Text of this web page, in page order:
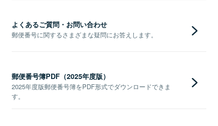
よくあるご質問・お問い合わせ
郵便番号に関するさまざまな疑問にお答えします。
郵便番号簿PDF（2025年度版）
2025年度版郵便番号簿をPDF形式でダウンロードできま
す。